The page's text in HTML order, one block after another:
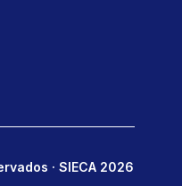
· SIECA 2026